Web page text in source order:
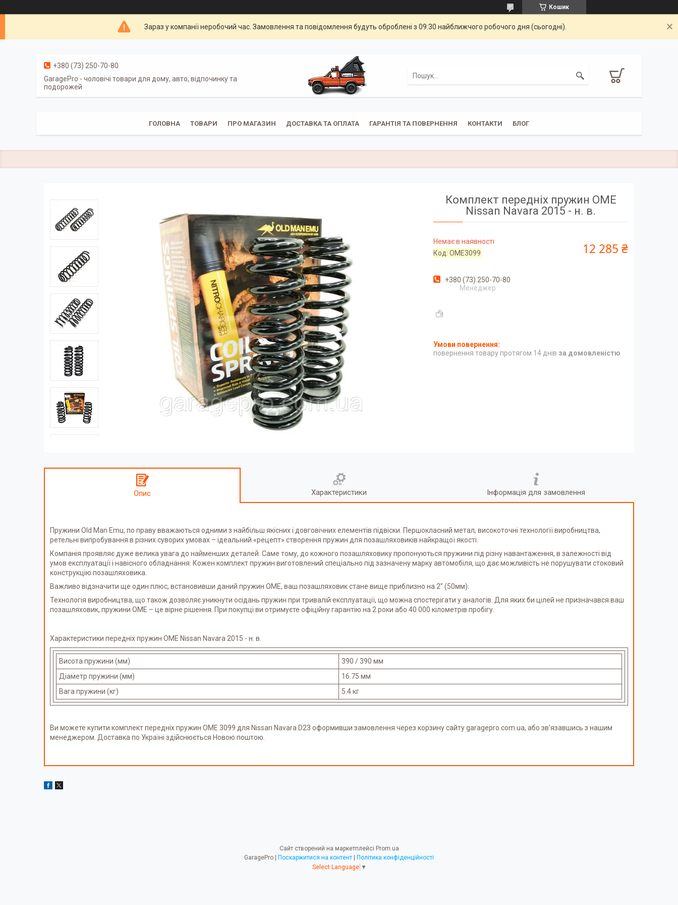
Кошик
Зараз у компанії неробочий час. Замовлення та повідомлення будуть оброблені з 09:30 найближчого робочого дня (сьогодні).
+380 (73) 250-70-80
GaragePro - чоловічі товари для дому, авто, відпочинку та
подорожей
ГОЛОВНА ТОВАРИ ПРО МАГАЗИН ДОСТАВКА ТА ОПЛАТА ГАРАНТІЯ ТА ПОВЕРНЕННЯ КОНТАКТИ БЛОГ
Комплект передніх пружин OME
Nissan Navara 2015 - н. в.
Немає в наявності
Код:OME3099 12 285 ₴
+380 (73) 250-70-80
Менеджер
повернення товару протягом 14 днів за домовленістю
Опис Характеристики Інформація для замовлення
Пружини Old Man Emu, по праву вважаються одними з найбільш якісних і довговічних елементів підвіски. Першокласний метал, високоточні технології виробництва,
ретельні випробування в різних суворих умовах – ідеальний «рецепт» створення пружин для позашляховиків найкращої якості.
Компанія проявляє дуже велика увага до найменших деталей. Саме тому, до кожного позашляховику пропонуються пружини під різну навантаження, в залежності від
умов експлуатації і навісного обладнання. Кожен комплект пружин виготовлений спеціально під зазначену марку автомобіля, що дає можливість не порушувати стоковий
конструкцію позашляховика.
Важливо відзначити ще один плюс, встановивши даний пружин OME, ваш позашляховик стане вище приблизно на 2" (50мм).
Технологія виробництва, що також дозволяє уникнути осідань пружин при тривалій експлуатації, що можна спостерігати у аналогів. Для яких би цілей не призначався ваш
позашляховик, пружини OME – це вірне рішення. При покупці ви отримуєте офіційну гарантію на 2 роки або 40 000 кілометрів пробігу.
Характеристики передніх пружин OME Nissan Navara 2015 - н. в.
Висота пружини (мм)
390 / 390 мм
Діаметр пружини (мм)
16.75 мм
Вага пружини (кг)
5.4 кг
Ви можете купити комплект передніх пружин OME 3099 для Nissan Navara D23 оформивши замовлення через корзину сайту garagepro.com.ua, або зв'язавшись з нашим
менеджером. Доставка по Україні здійснюється Новою поштою.
Сайт створений на маркетплейсі Prom.ua
Поскаржитися на контент
Політика конфіденційності
Select Language ▼